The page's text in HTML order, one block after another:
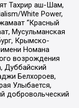
Тахрир аш-Шам,
White Power,
“Красный
Мусульманская
Крымско-
Номана
возрождения
Дуббайский
Белхороев,
Улыбается,
добровольческий